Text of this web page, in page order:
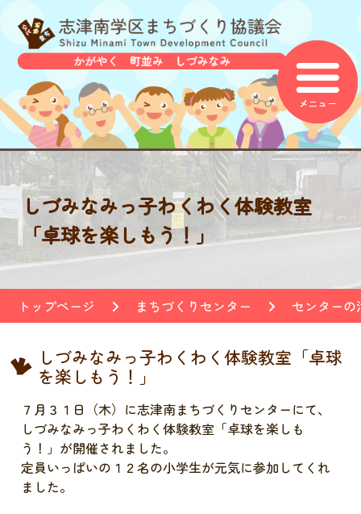
しづみなみっ子わくわく体験教室
「卓球を楽しもう！」
トップページ まちづくりセンター センター
しづみなみっ子わくわく体験教室「卓球
を楽しもう！」
７月３１日（木）に志津南まちづくりセンターにて、
しづみなみっ子わくわく体験教室「卓球を楽しも
う！」が開催されました。
定員いっぱいの１２名の小学生が元気に参加してくれ
ました。